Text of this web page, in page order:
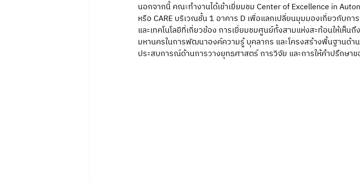
นอกจากนี้ คณะทำงานได้เข้าเยี่ยมชม Center of Excellence in
หรือ CARE บริเวณชั้น 1 อาคาร D เพื่อแลกเปลี่ยนมุมมองเกี่ยวกับ
และเทคโนโลยีที่เกี่ยวข้อง การเยี่ยมชมศูนย์ทั้งสามแห่งสะท้อนให้เห็น
มหานครในการพัฒนาองค์ความรู้ บุคลากร และโครงสร้างพื้นฐานด้า
ประสบการณ์ด้านการวางยุทธศาสตร์ การวิจัย และการให้คำปรึกษา